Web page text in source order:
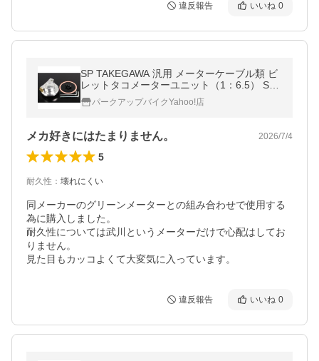
違反報告 いいね 0
SP TAKEGAWA 汎用 メーターケーブル類 ビ
レットタコメーターユニット（1：6.5） SP
武川パークアップバイクYahoo!店
メカ好きにはたまりません。 2026/7/4
5
耐久性 ： 壊れにくい
同メーカーのグリーンメーターとの組み合わせで使用する
為に購入しました。
耐久性については武川というメーターだけで心配はしてお
りません。
見た目もカッコよくて大変気に入っています。
違反報告 いいね 0